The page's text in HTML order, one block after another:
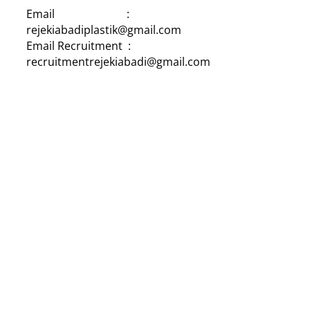
Email :
rejekiabadiplastik@gmail.com
Email Recruitment :
recruitmentrejekiabadi@gmail.com